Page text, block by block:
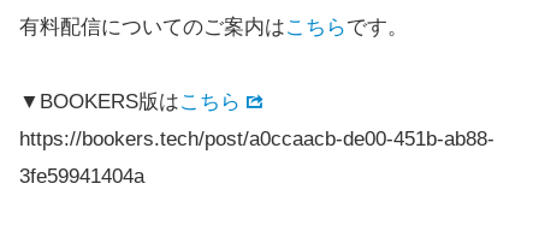
有料配信についてのご案内はこちらです。
▼BOOKERS版はこちら
https://bookers.tech/post/a0ccaacb-de00-451b-ab88-
3fe59941404a